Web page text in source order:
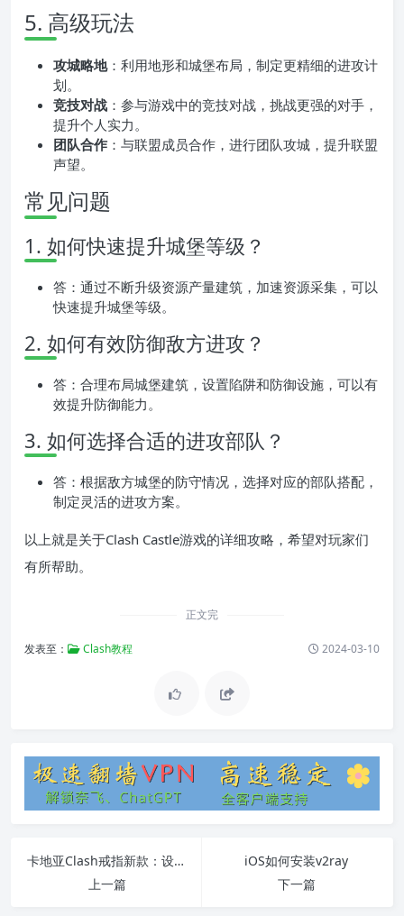
5. 高级玩法
攻城略地：利用地形和城堡布局，制定更精细的进攻计
划。
竞技对战 ：参与游戏中的竞技对战，挑战更强的对手，
提升个人实力。
团队合作 ：与联盟成员合作，进行团队攻城，提升联盟
声望。
常见问题
1. 如何快速提升城堡等级？
答：通过不断升级资源产量建筑，加速资源采集，可以
快速提升城堡等级。
2. 如何有效防御敌方进攻？
答：合理布局城堡建筑，设置陷阱和防御设施，可以有
效提升防御能力。
3. 如何选择合适的进攻部队？
答：根据敌方城堡的防守情况，选择对应的部队搭配，
制定灵活的进攻方案。
以上就是关于Clash Castle游戏的详细攻略，希望对玩家们
有所帮助。
正文完
发表至： Clash教程 2024-03-10
卡地亚Clash戒指新款：设计特点、材质、价格及购买渠道
上一篇
iOS如何安装v2ray
下一篇